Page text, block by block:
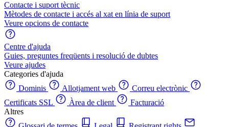
Contacte i suport tècnic
Mètodes de contacte i accés al xat en línia de suport
Veure opcions de contacte
Centre d'ajuda
Guies, preguntes freqüents i resolució de dubtes
Veure ajudes
Categories d'ajuda
Dominis
Allotjament web
Correu electrònic
Certificats SSL
Àrea de client
Facturació
Altres